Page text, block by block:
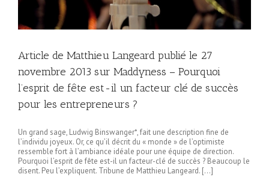
Article de Matthieu Langeard publié le 27
novembre 2013 sur Maddyness – Pourquoi
l’esprit de fête est-il un facteur clé de succès
pour les entrepreneurs ?
Un grand sage, Ludwig Binswanger*, fait une description fine de
l’individu joyeux. Or, ce qu’il décrit du « monde » de l’optimiste
ressemble fort à l’ambiance idéale pour une équipe de direction.
Pourquoi l’esprit de fête est-il un facteur-clé de succès ? Beaucoup le
disent. Peu l’expliquent. Tribune de Matthieu Langeard. […]